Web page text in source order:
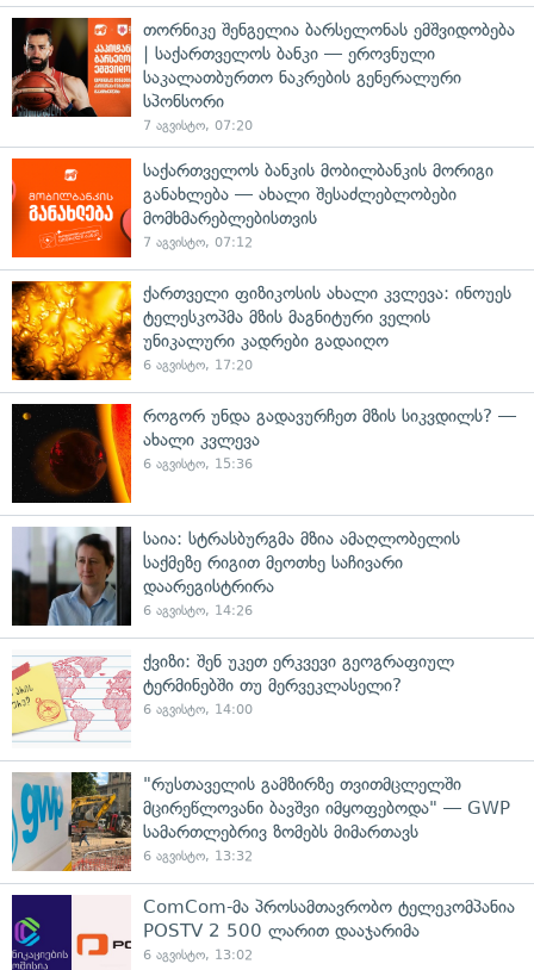
თორნიკე შენგელია ბარსელონას ემშვიდობება
| საქართველოს ბანკი — ეროვნული
საკალათბურთო ნაკრების გენერალური
სპონსორი
7 აგვისტო, 07:20
საქართველოს ბანკის მობილბანკის მორიგი
განახლება — ახალი შესაძლებლობები
მომხმარებლებისთვის
7 აგვისტო, 07:12
ქართველი ფიზიკოსის ახალი კვლევა: ინოუეს
ტელესკოპმა მზის მაგნიტური ველის
უნიკალური კადრები გადაიღო
6 აგვისტო, 17:20
როგორ უნდა გადავურჩეთ მზის სიკვდილს? —
ახალი კვლევა
6 აგვისტო, 15:36
საია: სტრასბურგმა მზია ამაღლობელის
საქმეზე რიგით მეოთხე საჩივარი
დაარეგისტრირა
6 აგვისტო, 14:26
ქვიზი: შენ უკეთ ერკვევი გეოგრაფიულ
ტერმინებში თუ მერვეკლასელი?
6 აგვისტო, 14:00
"რუსთაველის გამზირზე თვითმცლელში
მცირეწლოვანი ბავშვი იმყოფებოდა" — GWP
სამართლებრივ ზომებს მიმართავს
6 აგვისტო, 13:32
ComCom-მა პროსამთავრობო ტელეკომპანია
POSTV 2 500 ლარით დააჯარიმა
6 აგვისტო, 13:02